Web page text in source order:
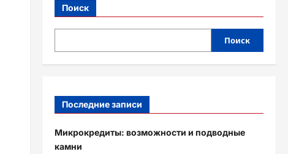
Поиск
Поиск
Последние записи
Микрокредиты: возможности и подводные
камни